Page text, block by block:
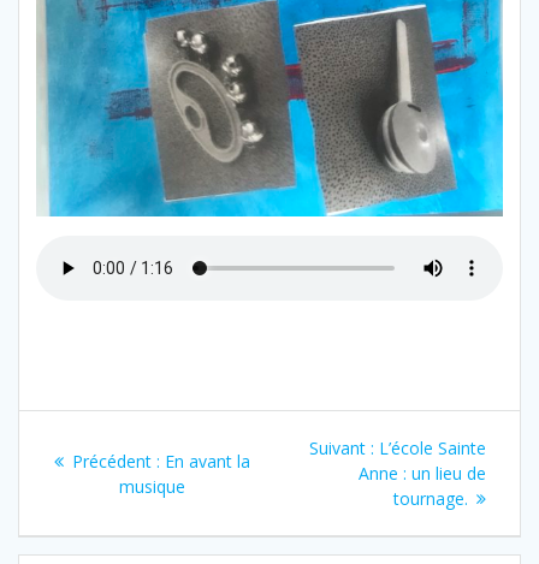
de
l’article
Précédent : Article
précédent
En avant la
musique
Suivant : Article
suivant
L’école Sainte
Anne : un lieu de
tournage.